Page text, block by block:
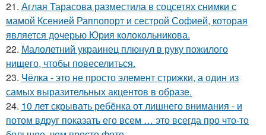
21. Аглая Тарасова разместила в соцсетях снимки с
мамой Ксенией Раппопорт и сестрой Софией, которая
является дочерью Юрия колокольникова.
22. Малолетний украинец плюнул в руку пожилого
нищего, чтобы повеселиться.
23. Чёлка - это не просто элемент стрижки, а один из
самых выразительных акцентов в образе.
24. 10 лет скрывать ребёнка от лишнего внимания - и
потом вдруг показать его всем … это всегда про что-то